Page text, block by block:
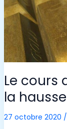
Le cours
la
27 octobre 2020 /